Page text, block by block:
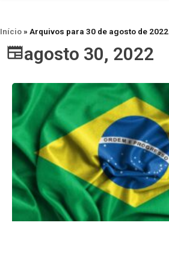
Início» Arquivos para 30 de agosto de 2022
agosto 30, 2022